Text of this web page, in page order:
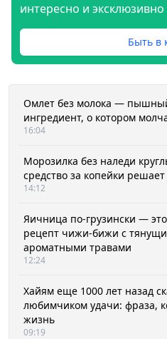
интересно и эксклюзивно
Быть в
Омлет без молока —
ингредиент, о котором
16:04
Морозилка без наледи
средство за копейки
14:12
Яичница по-грузински —
рецепт чижи-бижи с
ароматными травами
12:24
Хайям еще 1000 лет назад
любимчиком удачи: фраза,
жизнь
09:19